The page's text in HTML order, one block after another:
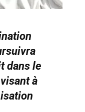
dans le
à